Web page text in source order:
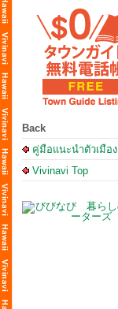
Back
คู่มือแนะนำตัวเมือง
Vivinavi Top